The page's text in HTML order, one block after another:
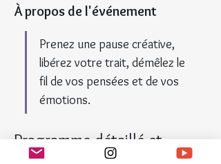
À propos de l'événement
Prenez une pause créative,
libérez votre trait, démêlez le
fil de vos pensées et de vos
émotions.
Programme détaillé et